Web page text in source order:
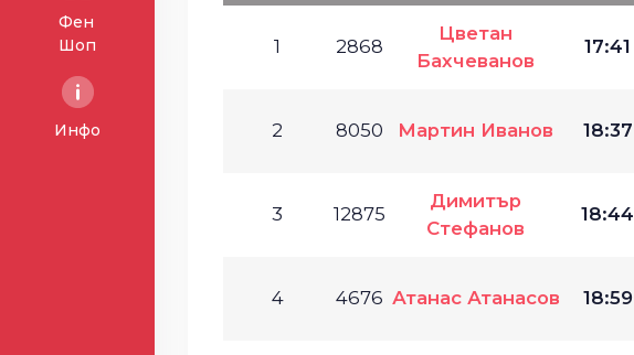
Фен
Шоп
Инфо
1 2868
Цветан
Бахчеванов
17:41
2 8050 Мартин Иванов 18:37
3 12875
Димитър
Стефанов
18:44
4 4676 Атанас Атанасов 18:59